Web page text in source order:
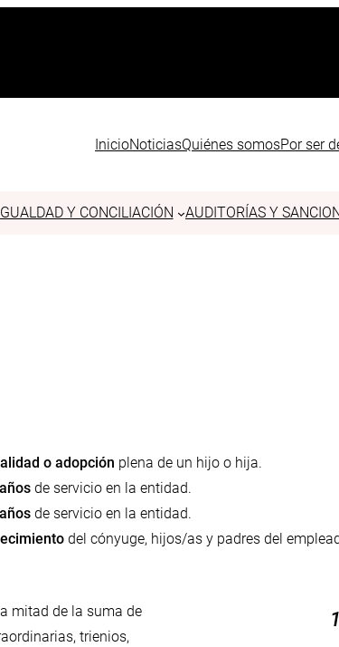
InicioNoticiasQuiénes somosPor ser
IGUALDAD Y CONCILIACIÓN AUDITORÍAS Y
o adopción plena de un hijo o hija.
de servicio en la entidad.
de servicio en la entidad.
del cónyuge, hijos/as y padres del
mitad de la suma de
trienios,